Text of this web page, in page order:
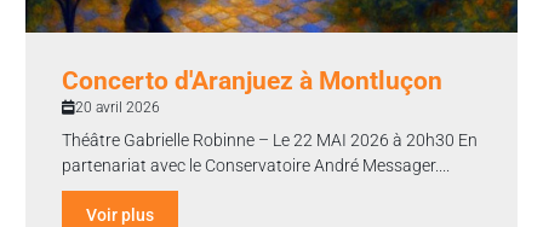
Concerto d'Aranjuez à Montluçon
20 avril 2026
Théâtre Gabrielle Robinne – Le 22 MAI 2026 à 20h30 En
partenariat avec le Conservatoire André Messager....
Voir plus